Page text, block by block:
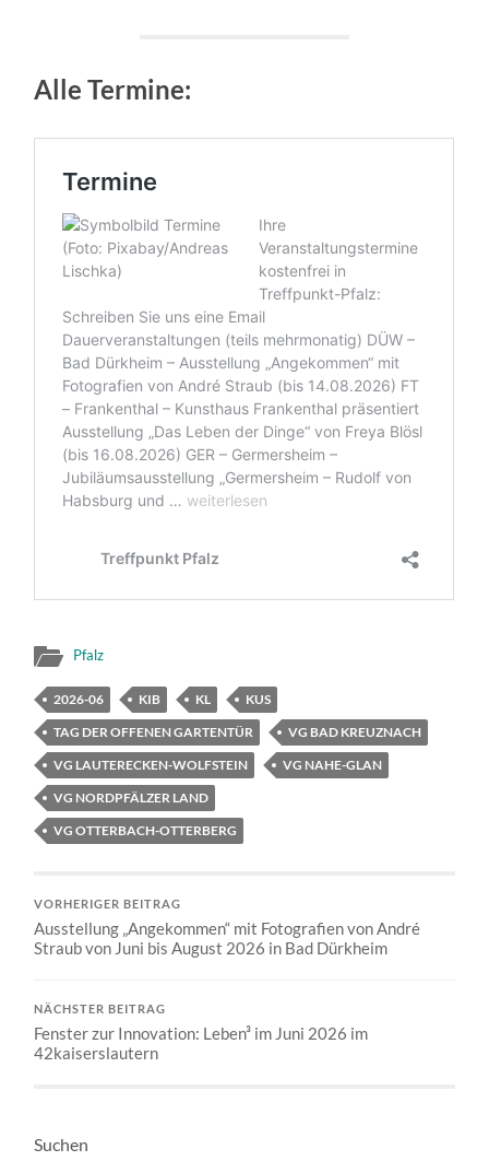
Alle Termine:
Pfalz
2026-06 KIB KL
KUS
TAG DER OFFENEN GARTENTÜR
VG BAD KREUZNACH
VG LAUTERECKEN-WOLFSTEIN
VG NAHE-GLAN
VG NORDPFÄLZER LAND
VG OTTERBACH-OTTERBERG
VORHERIGER BEITRAG
Ausstellung „Angekommen“ mit Fotografien von André
Straub von Juni bis August 2026 in Bad Dürkheim
NÄCHSTER BEITRAG
Fenster zur Innovation: Leben³ im Juni 2026 im
42kaiserslautern
Suchen